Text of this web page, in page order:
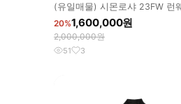
(유일매물) 시몬로샤 23FW 런
로셰 레더 자켓
20%1,600,000원
2,000,000원
51 3